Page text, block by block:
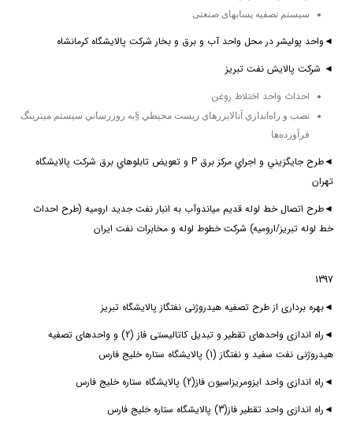
سيستم تصفيه پسابهای صنعتی
◄واحد پوليشر در محل واحد آب و برق و بخار شركت پالايشگاه كرمانشاه
◄ شركت پالايش نفت تبريز
احداث واحد اختلاط روغن
نصب و راه‌اندازي آنالايزرهاي زيست محيطي §به روزرساني سيستم ميترينگ
فرآورده‌ها
◄طرح جايگزيني و اجراي مركز برق P و تعويض تابلوهاي برق شركت پالايشگاه
تهران
◄طرح اتصال خط لوله قدیم میاندوآب به انبار نفت جدید ارومیه (طرح احداث
خط لوله تبریز/ارومیه) شركت خطوط لوله و مخابرات نفت ايران
1397
◄بهره برداری از طرح تصفیه هیدروژنی نفتگاز پالایشگاه تبریز
◄
راه اندازی واحدهای تقطیر و تبدیل کاتالیستی فاز (2) و واحدهای تصفیه
هیدروژنی نفت سفید و نفتگاز (1) پالایشگاه ستاره خلیج فارس
◄راه اندازی واحد ایزومریزاسیون فاز(2) پالایشگاه ستاره خلیج فارس
◄راه اندازی واحد تقطیر فاز(3) پالایشگاه ستاره خلیج فارس